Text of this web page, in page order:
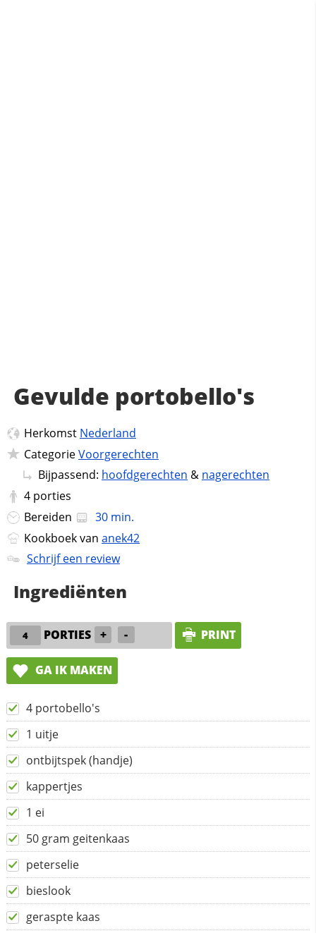
Gevulde portobello's
Herkomst Nederland
CategorieVoorgerechten
Bijpassend: hoofdgerechten & nagerechten
4 porties
Bereiden
30 min.
Kookboek van anek42
Schrijf een review
Ingrediënten
PORTIES + - PRINT
GA IK MAKEN
4 portobello's
1 uitje
ontbijtspek (handje)
kappertjes
1 ei
50 gram geitenkaas
peterselie
bieslook
geraspte kaas